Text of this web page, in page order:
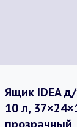
Ящик IDEA
10 л,
прозрачный